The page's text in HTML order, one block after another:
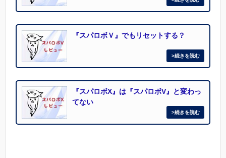
『スパロボＶ』でもリセットする？
『スパロボX』は『スパロボV』と変わっ
てない